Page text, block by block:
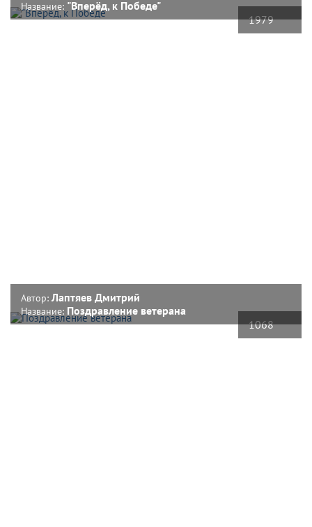
1979
Название: "Вперёд, к Победе"
1068
Автор: Лаптяев Дмитрий
Название: Поздравление ветерана